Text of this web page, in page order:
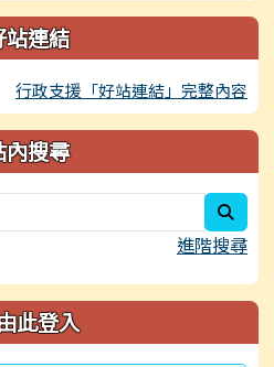
站連結
行政支援「好站連結」完整內容
內搜尋
進階搜尋
此登入